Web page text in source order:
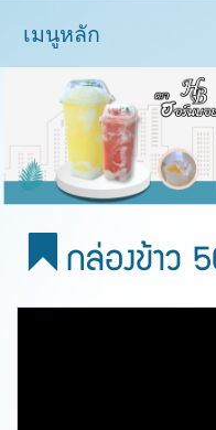
เมนูหลัก
กล่องข้าว